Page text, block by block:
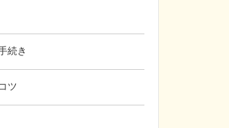
続き
ツ